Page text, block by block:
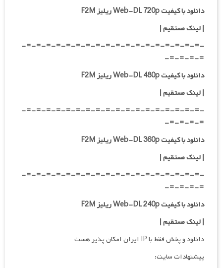
دانلود با کیفیت Web-DL 720p ریلیز F2M
|لینک مستقیم|
-=-=-=-=-=-=-=-=-=-=-=-=-=-=-=-=-=-=-
=-=-=-=-
دانلود با کیفیت Web-DL 480p ریلیز F2M
|لینک مستقیم|
-=-=-=-=-=-=-=-=-=-=-=-=-=-=-=-=-=-=-
=-=-=-=-
دانلود با کیفیت Web-DL 360p ریلیز F2M
| لینک مستقیم|
-=-=-=-=-=-=-=-=-=-=-=-=-=-=-=-=-=-=-
=-=-=-=-
دانلود با کیفیت Web-DL 240p ریلیز F2M
| لینک مستقیم|
دانلود و پخش فقط با IP ایران امکان پذیر هست
پیشنهادات سایت: